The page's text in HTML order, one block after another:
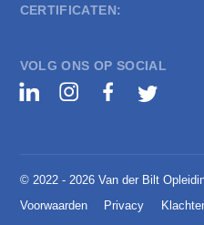
CERTIFICATEN:
VOLG ONS OP SOCIAL
© 2022 - 2026 Van der Bilt
Voorwaarden
Privacy